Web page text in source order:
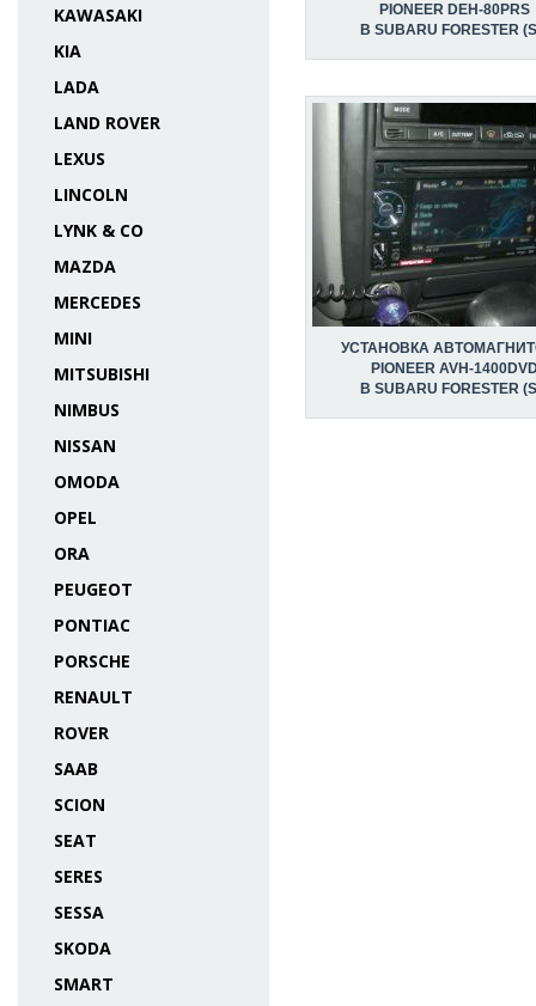
KAWASAKI
KIA
LADA
LAND ROVER
LEXUS
LINCOLN
LYNK & CO
MAZDA
MERCEDES
MINI
MITSUBISHI
NIMBUS
NISSAN
OMODA
OPEL
ORA
PEUGEOT
PONTIAC
PORSCHE
RENAULT
ROVER
SAAB
SCION
SEAT
SERES
SESSA
SKODA
SMART
PIONEER DEH-80PRS
В SUBARU FORESTER
УСТАНОВКА
PIONEER AVH-
В SUBARU FORESTER